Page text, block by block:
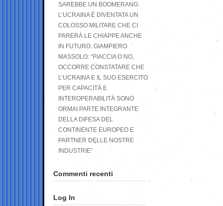
SAREBBE UN BOOMERANG:
L’UCRAINA È DIVENTATA UN
COLOSSO MILITARE CHE CI
PARERÀ LE CHIAPPE ANCHE
IN FUTURO. GIAMPIERO
MASSOLO: “PIACCIA O NO,
OCCORRE CONSTATARE CHE
L’UCRAINA E IL SUO ESERCITO
PER CAPACITÀ E
INTEROPERABILITÀ SONO
ORMAI PARTE INTEGRANTE
DELLA DIFESA DEL
CONTINENTE EUROPEO E
PARTNER DELLE NOSTRE
INDUSTRIE”
Commenti recenti
Log In